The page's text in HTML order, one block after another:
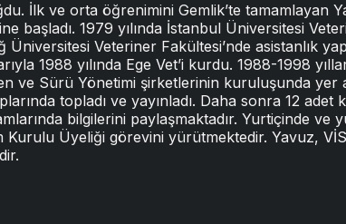
İlk ve orta öğrenimini Gemlik’te tamamlayan
başladı. 1979 yılında İstanbul Üniversitesi
Veteriner Fakültesi’nde asistanlık
1988 yılında Ege Vet’i kurdu. 1988-1998
ve Sürü Yönetimi şirketlerinin kuruluşunda yer
topladı ve yayınladı. Daha sonra 12
bilgilerini paylaşmaktadır. Yurtiçinde
Kurulu Üyeliği görevini yürütmektedir. Yavuz,